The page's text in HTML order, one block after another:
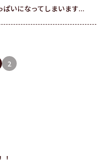
いになってしまいます...
2